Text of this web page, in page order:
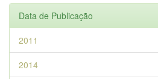
Data de Publicação
2011
2014